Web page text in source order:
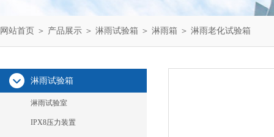
网站首页 ＞ 产品展示 ＞ 淋雨试验箱 ＞ 淋雨箱 ＞ 淋雨老化试验箱
淋雨试验箱
淋雨试验室
IPX8压力装置